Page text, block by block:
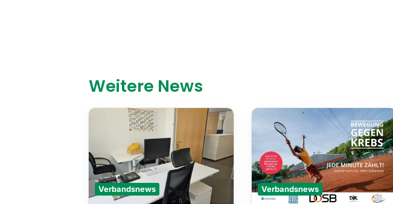
Weitere News
Verbandsnews Verbandsnews